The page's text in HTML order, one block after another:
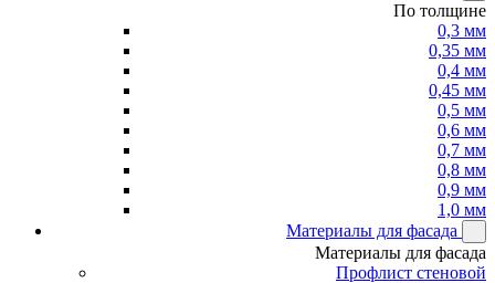
По толщине
0,3 мм
0,35 мм
0,4 мм
0,45 мм
0,5 мм
0,6 мм
0,7 мм
0,8 мм
0,9 мм
1,0 мм
Материалы для фасада
Материалы для фасада
Профлист стеновой